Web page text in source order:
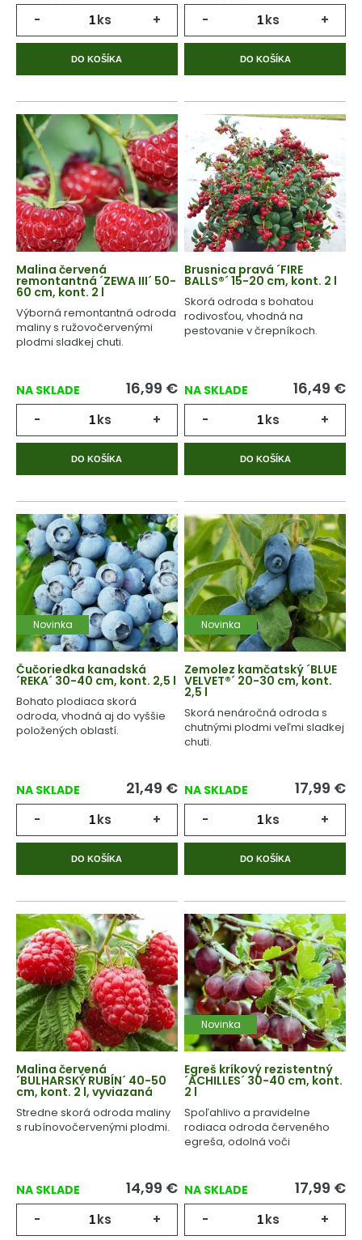
- ks +
DO KOŠÍKA
- ks +
DO KOŠÍKA
Malina červená
remontantná ´ZEWA III´ 50-
60 cm, kont. 2 l
Výborná remontantná odroda
maliny s ružovočervenými
plodmi sladkej chuti.
NA SKLADE 16,99 €
- ks +
DO KOŠÍKA
Brusnica pravá ´FIRE
BALLS®´ 15-20 cm, kont. 2 l
Skorá odroda s bohatou
rodivosťou, vhodná na
pestovanie v črepníkoch.
NA SKLADE 16,49 €
- ks +
DO KOŠÍKA
Novinka
Čučoriedka kanadská
´REKA´ 30-40 cm, kont. 2,5 l
Bohato plodiaca skorá
odroda, vhodná aj do vyššie
položených oblastí.
NA SKLADE 21,49 €
- ks +
DO KOŠÍKA
Novinka
Zemolez kamčatský ´BLUE
VELVET®´ 20-30 cm, kont.
2,5 l
Skorá nenáročná odroda s
chutnými plodmi veľmi sladkej
chuti.
NA SKLADE 17,99 €
- ks +
DO KOŠÍKA
Malina červená
´BULHARSKÝ RUBÍN´ 40-50
cm, kont. 2 l, vyviazaná
Stredne skorá odroda maliny
s rubínovočervenými plodmi.
NA SKLADE 14,99 €
- ks +
Novinka
Egreš kríkový rezistentný
´ACHILLES´ 30-40 cm, kont.
2 l
Spoľahlivo a pravidelne
rodiaca odroda červeného
egreša, odolná voči
NA SKLADE 17,99 €
- ks +